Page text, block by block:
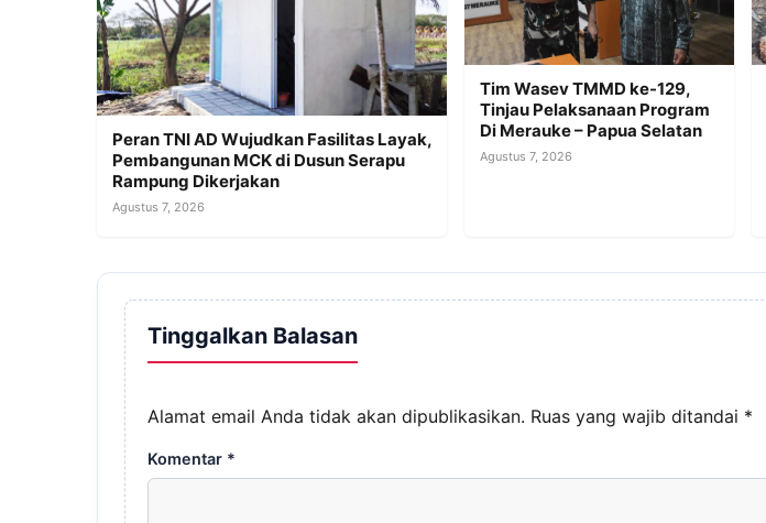
Peran TNI AD Wujudkan Fasilitas Layak,
Pembangunan MCK di Dusun Serapu
Rampung Dikerjakan
Agustus 7, 2026
Tim Wasev TMMD ke-129,
Tinjau Pelaksanaan Program
Di Merauke – Papua Selatan
Agustus 7, 2026
Tinggalkan Balasan
Alamat email Anda tidak akan dipublikasikan. Ruas yang wajib ditandai *
Komentar *